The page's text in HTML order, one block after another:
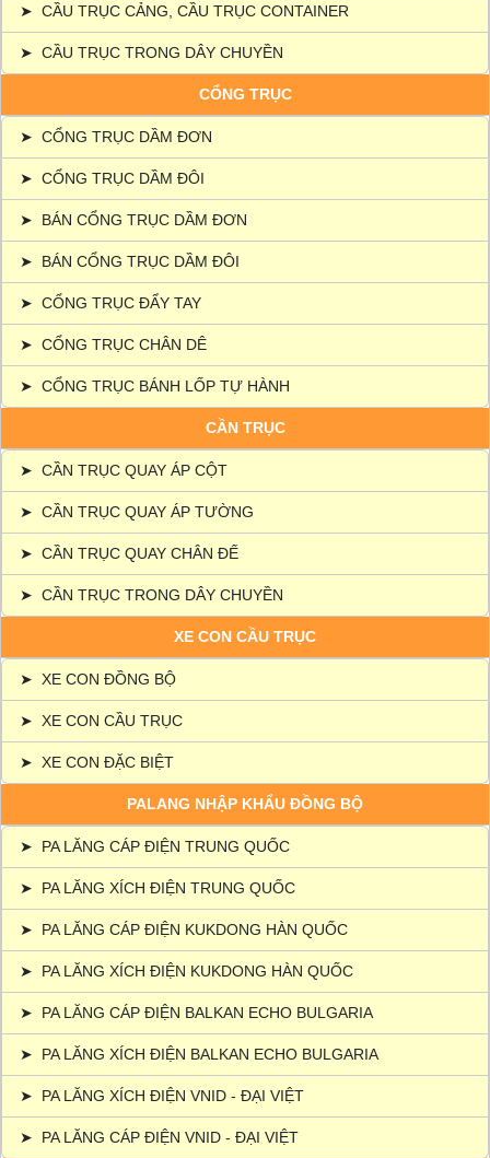
➤ CẦU TRỤC CẢNG, CẦU TRỤC CONTAINER
➤ CẦU TRỤC TRONG DÂY CHUYỀN
CỔNG TRỤC
➤ CỔNG TRỤC DẦM ĐƠN
➤ CỔNG TRỤC DẦM ĐÔI
➤ BÁN CỔNG TRỤC DẦM ĐƠN
➤ BÁN CỔNG TRỤC DẦM ĐÔI
➤ CỔNG TRỤC ĐẨY TAY
➤ CỔNG TRỤC CHÂN DÊ
➤ CỔNG TRỤC BÁNH LỐP TỰ HÀNH
CẦN TRỤC
➤ CẦN TRỤC QUAY ÁP CỘT
➤ CẦN TRỤC QUAY ÁP TƯỜNG
➤ CẦN TRỤC QUAY CHÂN ĐẾ
➤ CẦN TRỤC TRONG DÂY CHUYỀN
XE CON CẦU TRỤC
➤ XE CON ĐỒNG BỘ
➤ XE CON CẦU TRỤC
➤ XE CON ĐẶC BIỆT
PALANG NHẬP KHẨU ĐỒNG BỘ
➤ PA LĂNG CÁP ĐIỆN TRUNG QUỐC
➤ PA LĂNG XÍCH ĐIỆN TRUNG QUỐC
➤ PA LĂNG CÁP ĐIỆN KUKDONG HÀN QUỐC
➤ PA LĂNG XÍCH ĐIỆN KUKDONG HÀN QUỐC
➤ PA LĂNG CÁP ĐIỆN BALKAN ECHO BULGARIA
➤ PA LĂNG XÍCH ĐIỆN BALKAN ECHO BULGARIA
➤ PA LĂNG XÍCH ĐIỆN VNID - ĐẠI VIỆT
➤ PA LĂNG CÁP ĐIỆN VNID - ĐẠI VIỆT